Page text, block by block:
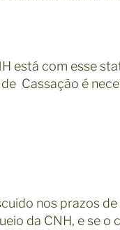
está com esse
Cassação é
nos prazos
da CNH, e se o